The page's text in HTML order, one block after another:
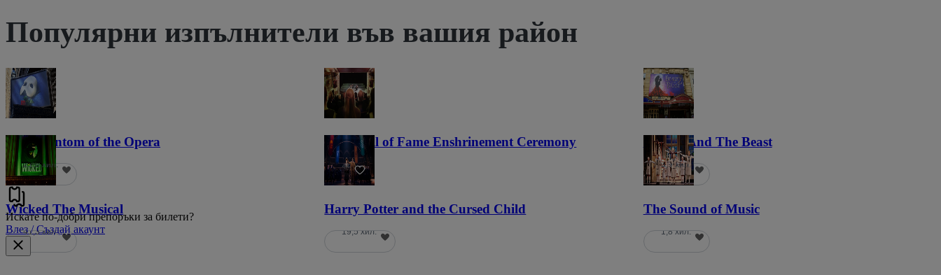
Популярни изпълнители във вашия район
The Phantom of the Opera
21,8 хил.
NFL Hall of Fame Enshrinement Ceremony
22
Beauty And The Beast
5,9 хил.
Wicked The Musical
41,3 хил.
Harry Potter and the Cursed Child
19,5 хил.
The Sound of Music
1,8 хил.
Искате по-добри препоръки за билети?
Влез / Създай акаунт